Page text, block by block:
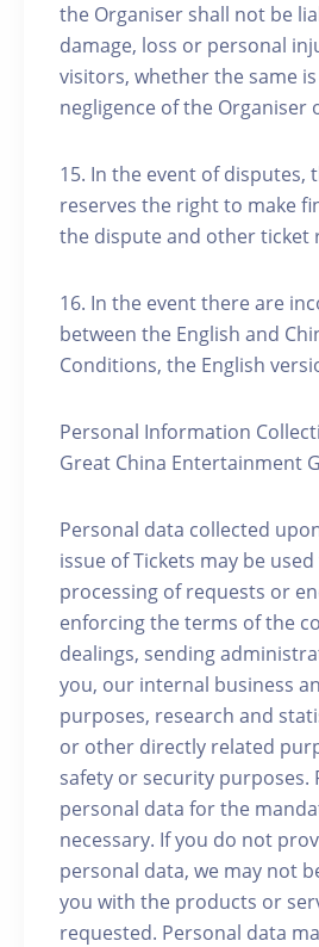
the Organiser shall not be
damage, loss or personal
visitors, whether the same
negligence of the Organiser
15. In the event of disputes,
reserves the right to make
the dispute and other ticket
16. In the event there are
between the English and
Conditions, the English
Personal Information
Great China Entertainment
Personal data collected
issue of Tickets may be
processing of requests or
enforcing the terms of the
dealings, sending
you, our internal business
purposes, research and
or other directly related
safety or security purposes.
personal data for the
necessary. If you do not
personal data, we may not
you with the products or
requested. Personal data